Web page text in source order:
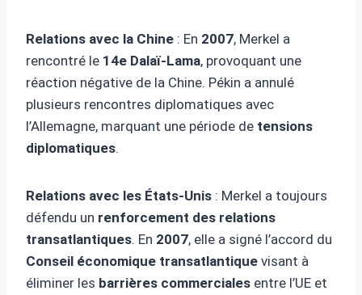
Relations avec la Chine : En 2007, Merkel a
rencontré le 14e Dalaï-Lama, provoquant une
réaction négative de la Chine. Pékin a annulé
plusieurs rencontres diplomatiques avec
l’Allemagne, marquant une période de tensions
diplomatiques.
Relations avec les États-Unis : Merkel a toujours
défendu un renforcement des relations
transatlantiques. En 2007, elle a signé l’accord du
Conseil économique transatlantique visant à
éliminer les barrières commerciales entre l’UE et